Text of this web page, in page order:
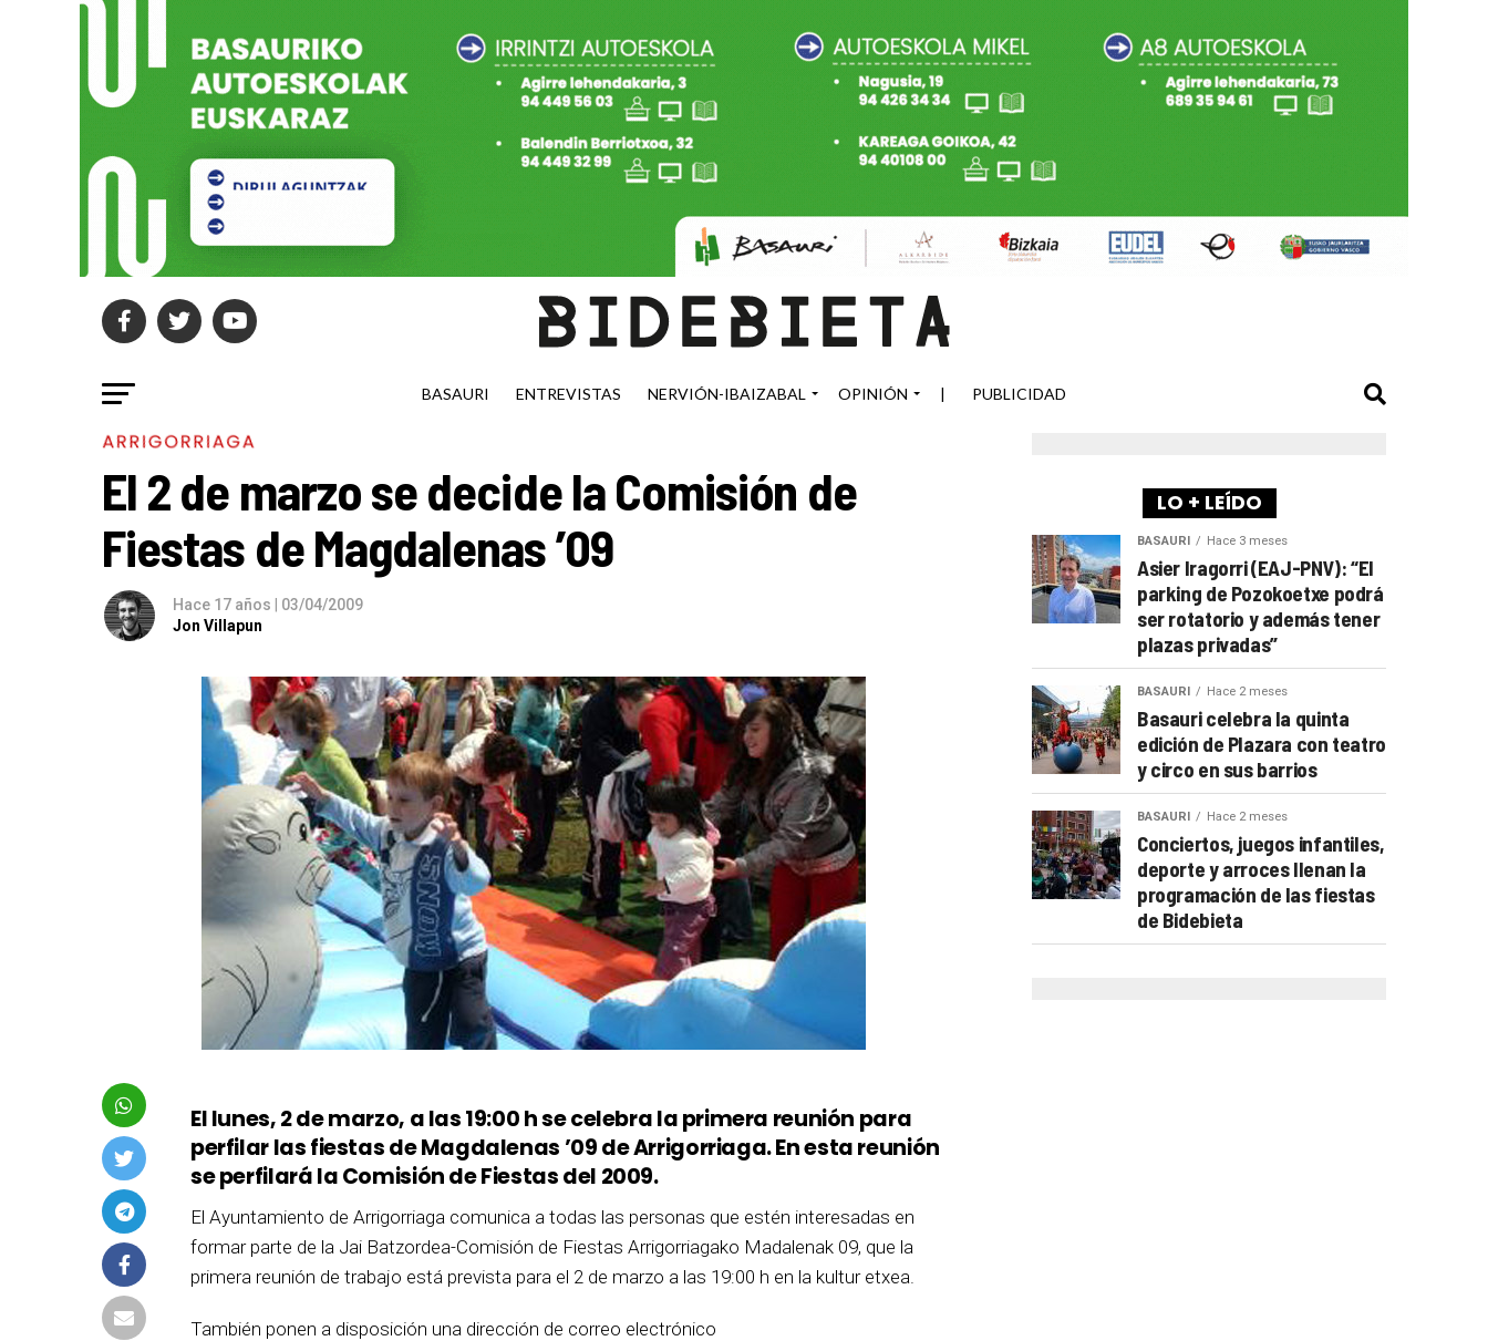
BASAURI ENTREVISTAS NERVIÓN-IBAIZABAL OPINIÓN | PUBLICIDAD
ARRIGORRIAGA
El 2 de marzo se decide la Comisión de
Fiestas de Magdalenas ’09
Hace 17 años | 03/04/2009
Jon Villapun
El lunes, 2 de marzo, a las 19:00 h se celebra la primera reunión para
perfilar las fiestas de Magdalenas ’09 de Arrigorriaga. En esta reunión
se perfilará la Comisión de Fiestas del 2009.
El Ayuntamiento de Arrigorriaga comunica a todas las personas que estén interesadas en
formar parte de la Jai Batzordea-Comisión de Fiestas Arrigorriagako Madalenak 09, que la
primera reunión de trabajo está prevista para el 2 de marzo a las 19:00 h en la kultur etxea.
También ponen a disposición una dirección de correo electrónico
LO + LEÍDO
BASAURI Hace 3 meses
Asier Iragorri (EAJ-PNV): “El
parking de Pozokoetxe podrá
ser rotatorio y además tener
plazas privadas”
BASAURI Hace 2 meses
Basauri celebra la quinta
edición de Plazara con teatro
y circo en sus barrios
BASAURI Hace 2 meses
Conciertos, juegos infantiles,
deporte y arroces llenan la
programación de las fiestas
de Bidebieta